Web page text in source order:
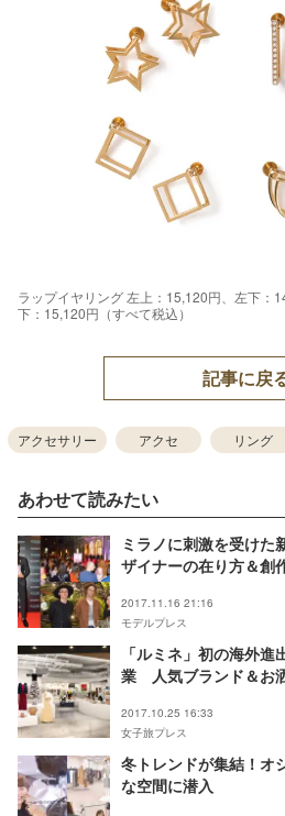
ラップイヤリング 左上：15,120円、左下：
下：15,120円（すべて税込）
記事に戻
アクセサリー アクセ リング
あわせて読みたい
ミラノに刺激を受けた
ザイナーの在り方＆創
2017.11.16 21:16
モデルプレス
「ルミネ」初の海外
業 人気ブランド＆お
2017.10.25 16:33
女子旅プレス
冬トレンドが集結！オ
な空間に潜入